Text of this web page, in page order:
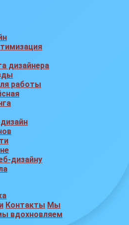
дизайнера
работы
дизайну
Контакты Мы
вдохновляем